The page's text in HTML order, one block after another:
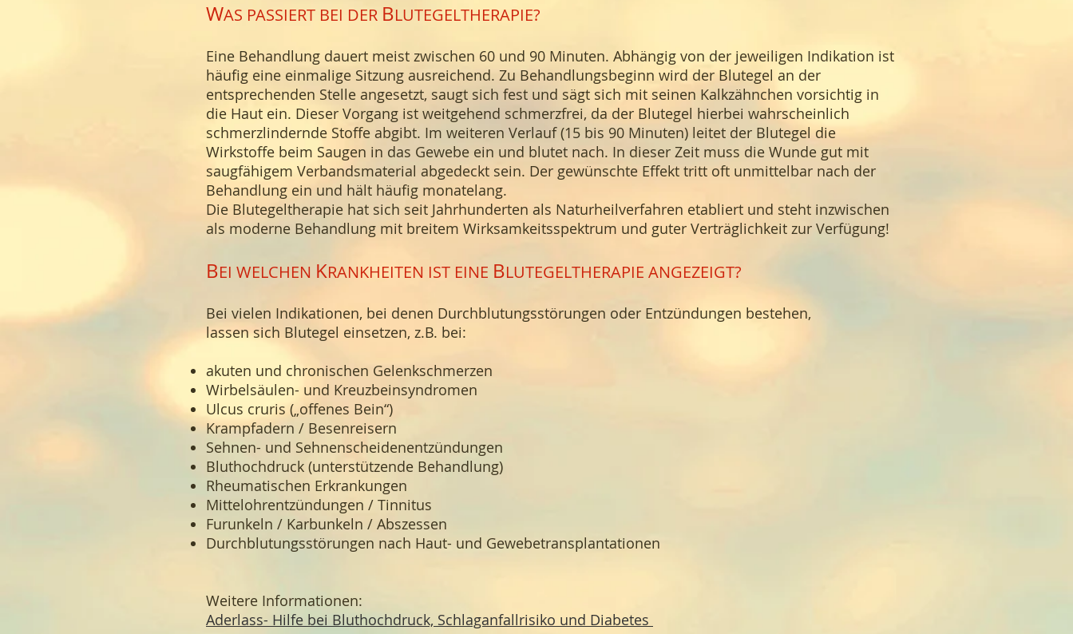
WAS PASSIERT BEI DER BLUTEGELTHERAPIE?
Eine Behandlung dauert meist zwischen 60 und 90 Minuten. Abhängig von der jeweiligen Indikation ist
häufig eine einmalige Sitzung ausreichend. Zu Behandlungsbeginn wird der Blutegel an der
entsprechenden Stelle angesetzt, saugt sich fest und sägt sich mit seinen Kalkzähnchen vorsichtig in
die Haut ein. Dieser Vorgang ist weitgehend schmerzfrei, da der Blutegel hierbei wahrscheinlich
schmerzlindernde Stoffe abgibt. Im weiteren Verlauf (15 bis 90 Minuten) leitet der Blutegel die
Wirkstoffe beim Saugen in das Gewebe ein und blutet nach. In dieser Zeit muss die Wunde gut mit
saugfähigem Verbandsmaterial abgedeckt sein. Der gewünschte Effekt tritt oft unmittelbar nach der
Behandlung ein und hält häufig monatelang.
Die Blutegeltherapie hat sich seit Jahrhunderten als Naturheilverfahren etabliert und steht inzwischen
als moderne Behandlung mit breitem Wirksamkeitsspektrum und guter Verträglichkeit zur Verfügung!
BEI WELCHEN KRANKHEITEN IST EINE BLUTEGELTHERAPIE ANGEZEIGT?
Bei vielen Indikationen, bei denen Durchblutungsstörungen oder Entzündungen bestehen,
lassen sich Blutegel einsetzen, z.B. bei:
akuten und chronischen Gelenkschmerzen
Wirbelsäulen- und Kreuzbeinsyndromen
Ulcus cruris („offenes Bein“)
Krampfadern / Besenreisern
Sehnen- und Sehnenscheidenentzündungen
Bluthochdruck (unterstützende Behandlung)
Rheumatischen Erkrankungen
Mittelohrentzündungen / Tinnitus
Furunkeln / Karbunkeln / Abszessen
Durchblutungsstörungen nach Haut- und Gewebetransplantationen
Weitere Informationen:
Aderlass- Hilfe bei Bluthochdruck, Schlaganfallrisiko und Diabetes